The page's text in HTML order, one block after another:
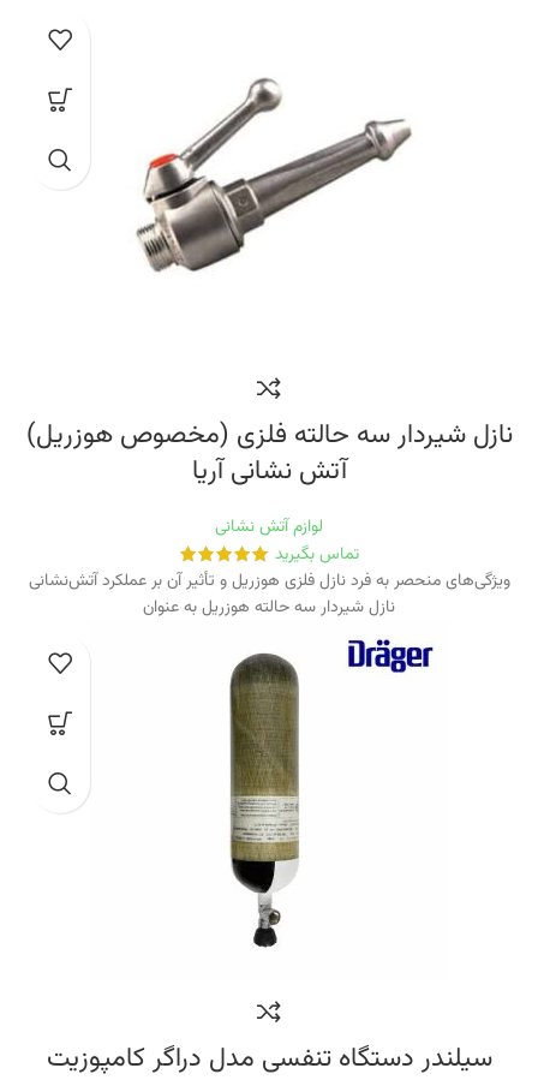
نازل شیردار سه حالته فلزی (مخصوص هوزریل)
آتش نشانی آریا
لوازم آتش نشانی
تماس بگیرید
ویژگی‌های منحصر به فرد نازل فلزی هوزریل و تأثیر آن بر عملکرد آتش‌نشانی
نازل شیردار سه حالته هوزریل به عنوان
سیلندر دستگاه تنفسی مدل دراگر کامپوزیت